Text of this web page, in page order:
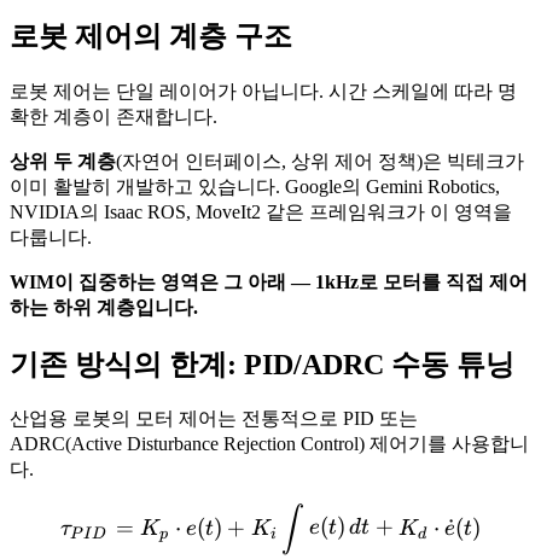
로봇 제어의 계층 구조
로봇 제어는 단일 레이어가 아닙니다. 시간 스케일에 따라 명
확한 계층이 존재합니다.
상위 두 계층(자연어 인터페이스, 상위 제어 정책)은 빅테크가
이미 활발히 개발하고 있습니다. Google의 Gemini Robotics,
NVIDIA의 Isaac ROS, MoveIt2 같은 프레임워크가 이 영역을
다룹니다.
WIM이 집중하는 영역은 그 아래 — 1kHz로 모터를 직접 제어
하는 하위 계층입니다.
기존 방식의 한계: PID/ADRC 수동 튜닝
산업용 로봇의 모터 제어는 전통적으로 PID 또는
ADRC(Active Disturbance Rejection Control) 제어기를 사용합니
다.
\tau_{PID} = K_p \cdot
τPID = Kp ⋅ e(t) + Ki ∫ e(t) dt + Kd ⋅ e
˙(t)